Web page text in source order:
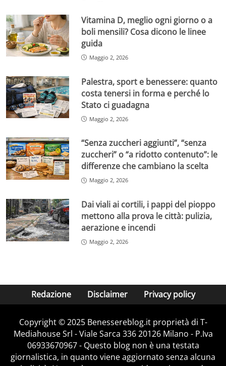
Vitamina D, meglio ogni giorno o a
boli mensili? Cosa dicono le linee
guida
Maggio 2, 2026
Palestra, sport e benessere: quanto
costa tenersi in forma e perché lo
Stato ci guadagna
Maggio 2, 2026
“Senza zuccheri aggiunti”, “senza
zuccheri” o “a ridotto contenuto”: le
differenze che cambiano la scelta
Maggio 2, 2026
Dai viali ai cortili, i pappi del pioppo
mettono alla prova le città: pulizia,
aerazione e incendi
Maggio 2, 2026
Redazione Disclaimer Privacy policy
Copyright © 2025 Benessereblog.it proprietà di T-
Mediahouse Srl - Viale Sarca 336 20126 Milano - P.Iva
06933670967 - Questo blog non è una testata
giornalistica, in quanto viene aggiornato senza alcuna